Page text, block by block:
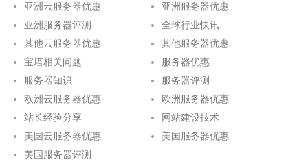
亚洲云服务器优惠
亚洲服务器优惠
亚洲服务器评测
全球行业快讯
其他云服务器优惠
其他服务器优惠
宝塔相关问题
服务器优惠
服务器知识
服务器评测
欧洲云服务器优惠
欧洲服务器优惠
站长经验分享
网站建设技术
美国云服务器优惠
美国服务器优惠
美国服务器评测